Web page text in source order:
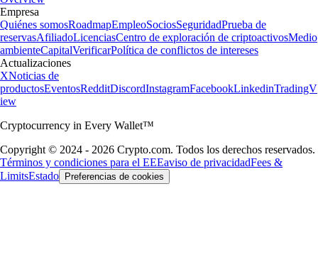
Empresa
Quiénes somosRoadmapEmpleoSociosSeguridadPrueba de
reservasAfiliadoLicenciasCentro de exploración de criptoactivosMedio
ambienteCapitalVerificarPolítica de conflictos de intereses
Actualizaciones
XNoticias de
productosEventosRedditDiscordInstagramFacebookLinkedinTradingV
iew
Cryptocurrency in Every Wallet™
Copyright © 2024 - 2026 Crypto.com. Todos los derechos reservados.
Términos y condiciones para el EEEaviso de privacidadFees &
LimitsEstado Preferencias de cookies